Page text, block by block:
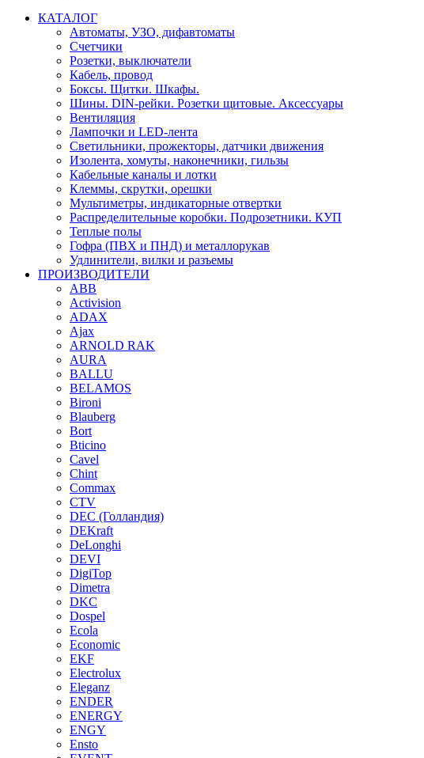
КАТАЛОГ
Автоматы, УЗО, дифавтоматы
Счетчики
Розетки, выключатели
Кабель, провод
Боксы. Щитки. Шкафы.
Шины. DIN-рейки. Розетки щитовые. Аксессуары
Вентиляция
Лампочки и LED-лента
Светильники, прожекторы, датчики движения
Изолента, хомуты, наконечники, гильзы
Кабельные каналы и лотки
Клеммы, скрутки, орешки
Мультиметры, индикаторные отвертки
Распределительные коробки. Подрозетники. КУП
Теплые полы
Гофра (ПВХ и ПНД) и металлорукав
Удлинители, вилки и разъемы
ПРОИЗВОДИТЕЛИ
ABB
Activision
ADAX
Ajax
ARNOLD RAK
AURA
BALLU
BELAMOS
Bironi
Blauberg
Bort
Bticino
Cavel
Chint
Commax
CTV
DEC (Голландия)
DEKraft
DeLonghi
DEVI
DigiTop
Dimetra
DKC
Dospel
Ecola
Economic
EKF
Electrolux
Eleganz
ENDER
ENERGY
ENGY
Ensto